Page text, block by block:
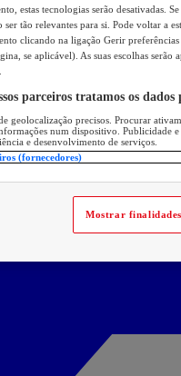
estas tecnologias serão desativadas.
ser tão relevantes para si. Pode voltar a
clicando na ligação Gerir
se aplicável). As suas escolhas
parceiros tratamos os
geolocalização precisos. Procurar
num dispositivo. Publicidade
e desenvolvimento de serviços.
(fornecedores)
Mostrar finalidades